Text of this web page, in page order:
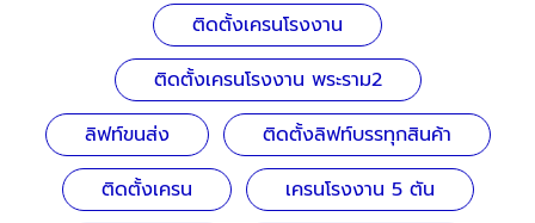
ติดตั้งเครนโรงงาน
ติดตั้งเครนโรงงาน พระราม2
ลิฟท์ขนส่ง
ติดตั้งลิฟท์บรรทุกสินค้า
ติดตั้งเครน
เครนโรงงาน 5 ตัน